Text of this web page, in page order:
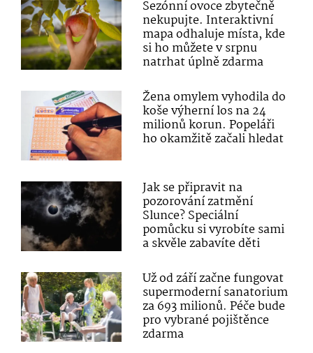
Sezónní ovoce zbytečně
nekupujte. Interaktivní
mapa odhaluje místa, kde
si ho můžete v srpnu
natrhat úplně zdarma
Žena omylem vyhodila do
koše výherní los na 24
milionů korun. Popeláři
ho okamžitě začali hledat
Jak se připravit na
pozorování zatmění
Slunce? Speciální
pomůcku si vyrobíte sami
a skvěle zabavíte děti
Už od září začne fungovat
supermoderní sanatorium
za 693 milionů. Péče bude
pro vybrané pojištěnce
zdarma